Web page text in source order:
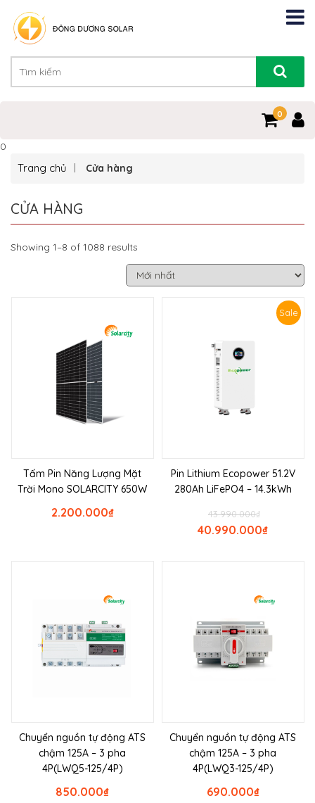
0
0
Trang chủ Cửa hàng
CỬA HÀNG
Showing 1–8 of 1088 results
Tấm Pin Năng Lượng Mặt
Trời Mono SOLARCITY 650W
₫
2.200.000
Sale
Pin Lithium Ecopower 51.2V
280Ah LiFePO4 – 14.3kWh
₫
43.990.000
₫
40.990.000
Chuyển nguồn tự động ATS
chậm 125A – 3 pha
4P(LWQ5-125/4P)
₫
850.000
Chuyển nguồn tự động ATS
chậm 125A – 3 pha
4P(LWQ3-125/4P)
₫
690.000